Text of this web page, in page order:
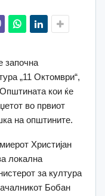
започна
„11 Октомври“,
кои ќе
во првиот
на општините.
Христијан
локална
за култура
Бобан